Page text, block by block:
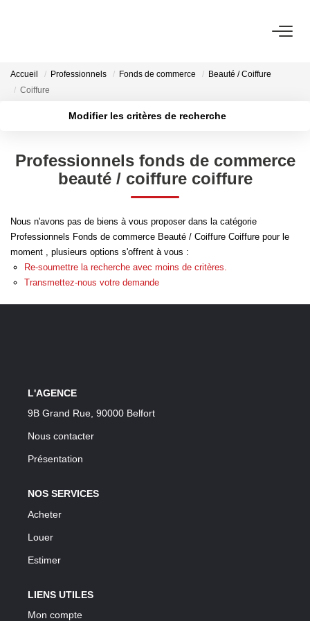
ACHETER
Découvrez Nos Programmes Neufs
VENDRE
Estimer Votre Bien En Ligne
Consultez Nos Dernières Ventes
FAIRE GÉRER
Accueil Professionnels Fonds de commerce
Beauté / Coiffure
Coiffure
Modifier les critères de recherche
Type de bien
Budget max Plus de critères
Professionnels fonds de commerce
beauté / coiffure coiffure
Nous n'avons pas de biens à vous proposer dans la catégorie
Professionnels Fonds de commerce Beauté / Coiffure Coiffure pour le
moment , plusieurs options s'offrent à vous :
Re-soumettre la recherche avec moins de critères.
Transmettez-nous votre demande
L'AGENCE
9B Grand Rue, 90000 Belfort
Nous contacter
Présentation
NOS SERVICES
Acheter
Louer
Estimer
LIENS UTILES
Mon compte